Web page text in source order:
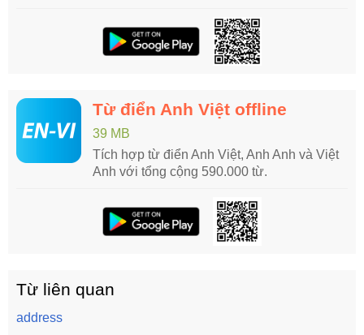
Từ điển Anh Việt offline
39 MB
Tích hợp từ điển Anh Việt, Anh Anh và Việt
Anh với tổng cộng 590.000 từ.
Từ liên quan
address